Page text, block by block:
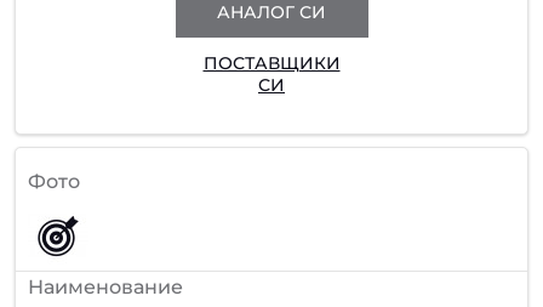
АНАЛОГ СИ
ПОСТАВЩИКИ
СИ
Фото
Наименование